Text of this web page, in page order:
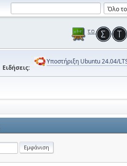
Ειδήσεις:
Υποστήριξη Ubuntu 24.04/